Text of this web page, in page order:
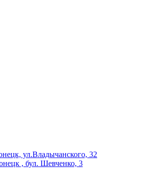
ул.Владычанского, 32
, бул. Шевченко, 3